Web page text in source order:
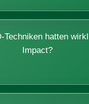
Techniken hatten
Impact?